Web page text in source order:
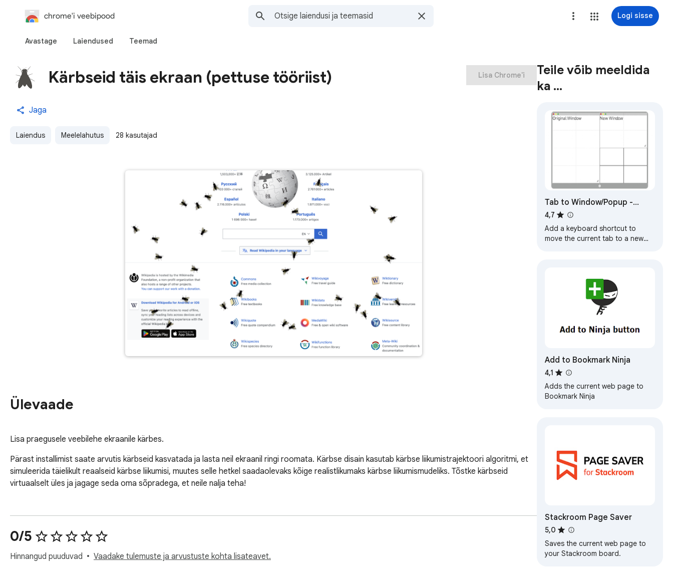
chrome'i veebipood Logi sisse
Avastage Laiendused Teemad
Kärbseid täis ekraan (pettuse tööriist)
Jaga
Laiendus Meelelahutus 28 kasutajad
Lisa Chrome'i
Ülevaade
Lisa praegusele veebilehe ekraanile kärbes.
Pärast installimist saate arvutis kärbseid kasvatada ja lasta neil ekraanil ringi roomata. Kärbse disain kasutab kärbse liikumistrajektoori algoritmi, et
simuleerida täielikult reaalseid kärbse liikumisi, muutes selle hetkel saadaolevaks kõige realistlikumaks kärbse liikumismudeliks. Tõstke kärbseid
virtuaalselt üles ja jagage seda oma sõpradega, et neile nalja teha!
0/5
Hinnangud puuduvad Vaadake tulemuste ja arvustuste kohta lisateavet.
Teile võib meeldida
ka …
Tab to Window/Popup -
Keyboard Shortcut
4,7
Add a keyboard shortcut to
move the current tab to a new
Add to Bookmark Ninja
4,1
Adds the current web page to
Bookmark Ninja
Stackroom Page Saver
5,0
Saves the current web page to
your Stackroom board.